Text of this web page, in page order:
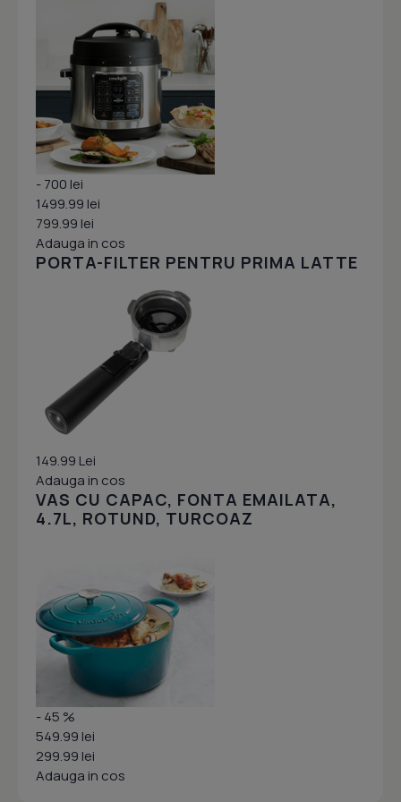
- 700 lei
1499.99 lei
799.99 lei
Adauga in cos
PORTA-FILTER PENTRU PRIMA LATTE
149.99 Lei
Adauga in cos
VAS CU CAPAC, FONTA EMAILATA,
4.7L, ROTUND, TURCOAZ
- 45 %
549.99 lei
299.99 lei
Adauga in cos